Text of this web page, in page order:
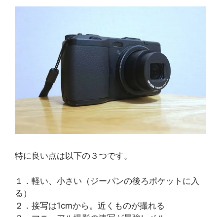
特に良い点は以下の３つです。
１．軽い、小さい（ジーパンの後ろポケットに入
る）
２．接写は1cmから。近くものが撮れる